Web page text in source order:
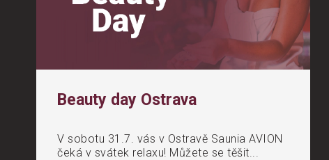
Beauty day Ostrava
V sobotu 31.7. vás v Ostravě Saunia AVION
čeká v svátek relaxu! Můžete se těšit...